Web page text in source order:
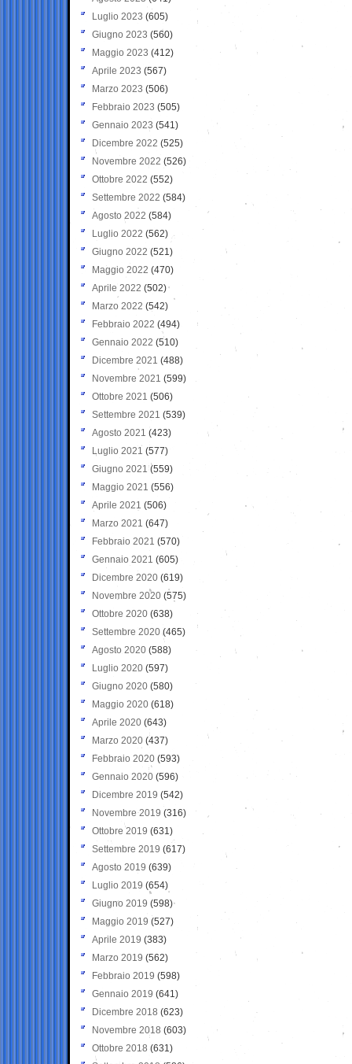
Luglio 2023 (605)
Giugno 2023 (560)
Maggio 2023 (412)
Aprile 2023 (567)
Marzo 2023 (506)
Febbraio 2023 (505)
Gennaio 2023 (541)
Dicembre 2022 (525)
Novembre 2022 (526)
Ottobre 2022 (552)
Settembre 2022 (584)
Agosto 2022 (584)
Luglio 2022 (562)
Giugno 2022 (521)
Maggio 2022 (470)
Aprile 2022 (502)
Marzo 2022 (542)
Febbraio 2022 (494)
Gennaio 2022 (510)
Dicembre 2021 (488)
Novembre 2021 (599)
Ottobre 2021 (506)
Settembre 2021 (539)
Agosto 2021 (423)
Luglio 2021 (577)
Giugno 2021(559)
Maggio 2021 (556)
Aprile 2021 (506)
Marzo 2021 (647)
Febbraio 2021 (570)
Gennaio 2021 (605)
Dicembre 2020 (619)
Novembre 2020 (575)
Ottobre 2020 (638)
Settembre 2020(465)
Agosto 2020 (588)
Luglio 2020 (597)
Giugno 2020 (580)
Maggio 2020 (618)
Aprile 2020 (643)
Marzo 2020 (437)
Febbraio 2020 (593)
Gennaio 2020 (596)
Dicembre 2019 (542)
Novembre 2019 (316)
Ottobre 2019 (631)
Settembre 2019 (617)
Agosto 2019 (639)
Luglio 2019 (654)
Giugno 2019 (598)
Maggio 2019 (527)
Aprile 2019 (383)
Marzo 2019 (562)
Febbraio 2019 (598)
Gennaio 2019 (641)
Dicembre 2018 (623)
Novembre 2018 (603)
Ottobre 2018 (631)